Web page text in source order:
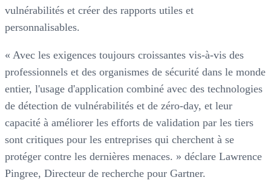
vulnérabilités et créer des rapports utiles et
personnalisables.
« Avec les exigences toujours croissantes vis-à-vis des
professionnels et des organismes de sécurité dans le monde
entier, l'usage d'application combiné avec des technologies
de détection de vulnérabilités et de zéro-day, et leur
capacité à améliorer les efforts de validation par les tiers
sont critiques pour les entreprises qui cherchent à se
protéger contre les dernières menaces. » déclare Lawrence
Pingree, Directeur de recherche pour Gartner.